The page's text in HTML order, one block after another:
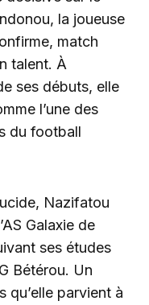
la joueuse
match
talent. À
ses débuts, elle
l’une des
du football
Nazifatou
Galaxie de
ses études
Bétérou. Un
qu’elle parvient à